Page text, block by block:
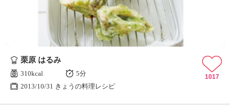
栗原 はるみ
310kcal
5分
2013/10/31 きょうの料理レシピ
1017